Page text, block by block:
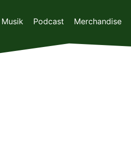
Musik Podcast Merchandise